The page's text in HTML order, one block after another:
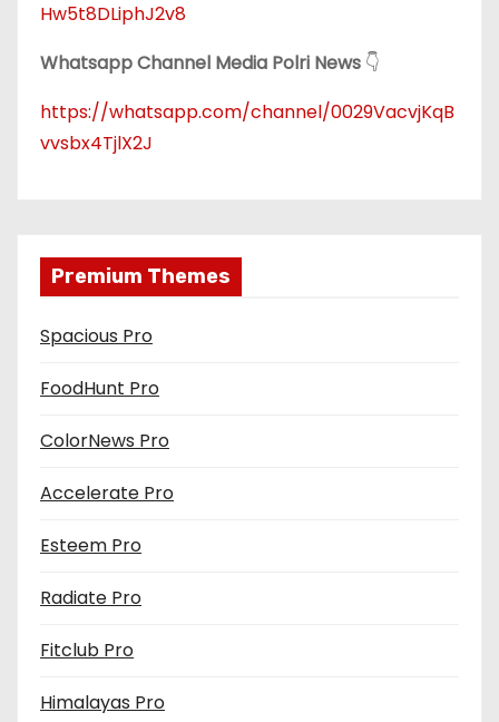
Hw5t8DLiphJ2v8
Whatsapp Channel Media Polri News 👇
https://whatsapp.com/channel/0029VacvjKqB
vvsbx4TjlX2J
Premium Themes
Spacious Pro
FoodHunt Pro
ColorNews Pro
Accelerate Pro
Esteem Pro
Radiate Pro
Fitclub Pro
Himalayas Pro